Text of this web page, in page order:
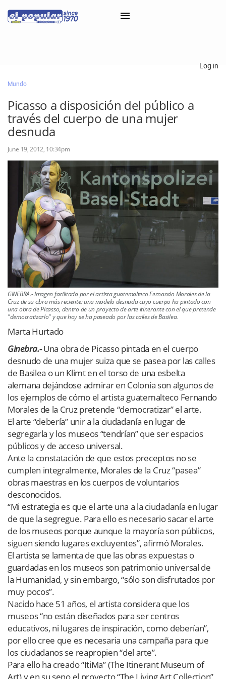
Classifieds
Categorías
Iniciar sesión con Clascal
×
Log in
Mundo
Picasso a disposición del público a
través del cuerpo de una mujer
desnuda
June 19, 2012, 10:34pm
GINEBRA.- Imagen facilitada por el artista guatemalteco Fernando Morales de la
Cruz de su obra más reciente: una modelo desnuda cuyo cuerpo ha pintado con
una obra de Picasso, dentro de un proyecto de arte itinerante con el que pretende
"democratizarlo" y que hoy se ha paseado por las calles de Basilea.
Marta Hurtado
Ginebra.-Una obra de Picasso pintada en el cuerpo
desnudo de una mujer suiza que se pasea por las calles
de Basilea o un Klimt en el torso de una esbelta
alemana dejándose admirar en Colonia son algunos de
los ejemplos de cómo el artista guatemalteco Fernando
Morales de la Cruz pretende “democratizar” el arte.
El arte “debería” unir a la ciudadanía en lugar de
segregarla y los museos “tendrían” que ser espacios
públicos y de acceso universal.
Ante la constatación de que estos preceptos no se
cumplen integralmente, Morales de la Cruz “pasea”
obras maestras en los cuerpos de voluntarios
desconocidos.
“Mi estrategia es que el arte una a la ciudadanía en lugar
de que la segregue. Para ello es necesario sacar el arte
de los museos porque aunque la mayoría son públicos,
siguen siendo lugares excluyentes”, afirmó Morales.
El artista se lamenta de que las obras expuestas o
guardadas en los museos son patrimonio universal de
la Humanidad, y sin embargo, “sólo son disfrutados por
muy pocos”.
Nacido hace 51 años, el artista considera que los
museos “no están diseñados para ser centros
educativos, ni lugares de inspiración, como deberían”,
por ello cree que es necesaria una campaña para que
los ciudadanos se reapropien “del arte”.
Para ello ha creado “ItiMa” (The Itinerant Museum of
Art) y en su seno el proyecto “The Living Art Collection”,